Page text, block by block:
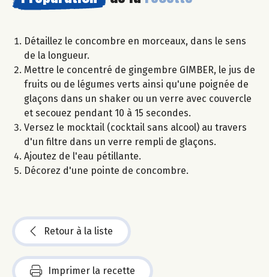
Détaillez le concombre en morceaux, dans le sens
de la longueur.
Mettre le concentré de gingembre GIMBER, le jus de
fruits ou de légumes verts ainsi qu'une poignée de
glaçons dans un shaker ou un verre avec couvercle
et secouez pendant 10 à 15 secondes.
Versez le mocktail (cocktail sans alcool) au travers
d'un filtre dans un verre rempli de glaçons.
Ajoutez de l'eau pétillante.
Décorez d'une pointe de concombre.
Retour à la liste
Imprimer la recette